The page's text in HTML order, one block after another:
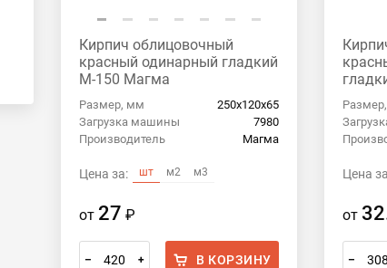
Кирпич облицовочный
красный одинарный гладкий
М-150 Магма
Размер, мм
250х120х65
Загрузка машины
7980
Производитель
Магма
Цена за: шт м2 м3
от 27 ₽
– + В КОРЗИНУ
Цена
от
–